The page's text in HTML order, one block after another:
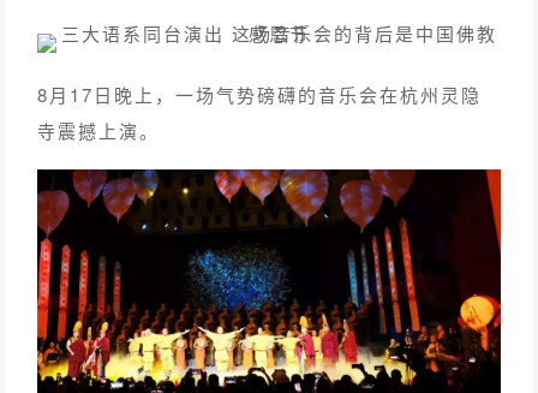
8月17日晚上，一场气势磅礴的音乐会在杭州灵隐
寺震撼上演。